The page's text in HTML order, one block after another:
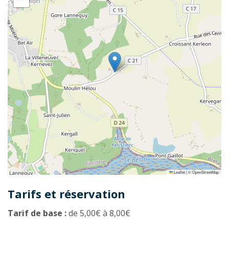
Leaflet|©OpenStreetMap
Tarifs et réservation
Tarif de base :de 5,00€ à 8,00€